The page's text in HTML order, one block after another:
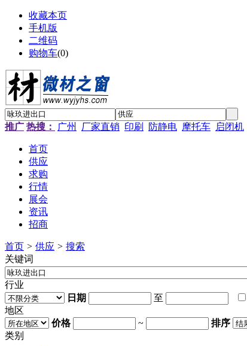
收藏本页
手机版
二维码
购物车(0)
推广 热搜： 广州 厂家直销 印刷 防静电 摩托车 启闭机
首页
供应
求购
行情
展会
资讯
招商
首页 > 供应 > 搜索
关键词
行业
日期
至
地区
价格
~
排序
类别